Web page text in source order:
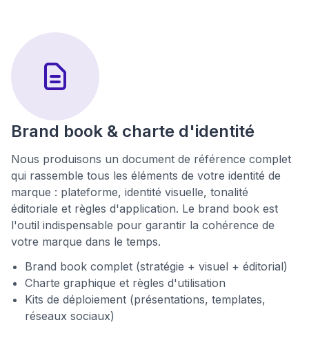
Brand book & charte d'identité
Nous produisons un document de référence complet
qui rassemble tous les éléments de votre identité de
marque : plateforme, identité visuelle, tonalité
éditoriale et règles d'application. Le brand book est
l'outil indispensable pour garantir la cohérence de
votre marque dans le temps.
Brand book complet (stratégie + visuel + éditorial)
Charte graphique et règles d'utilisation
Kits de déploiement (présentations, templates,
réseaux sociaux)